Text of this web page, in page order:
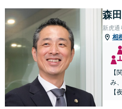
森
新虎通
相
【
み
【